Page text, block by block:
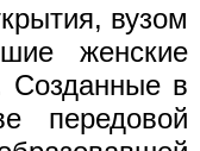
вузом
женские
Созданные в
передовой